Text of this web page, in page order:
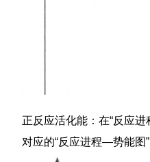
正反应活化能：在“反应
对应的“反应进程—势能图